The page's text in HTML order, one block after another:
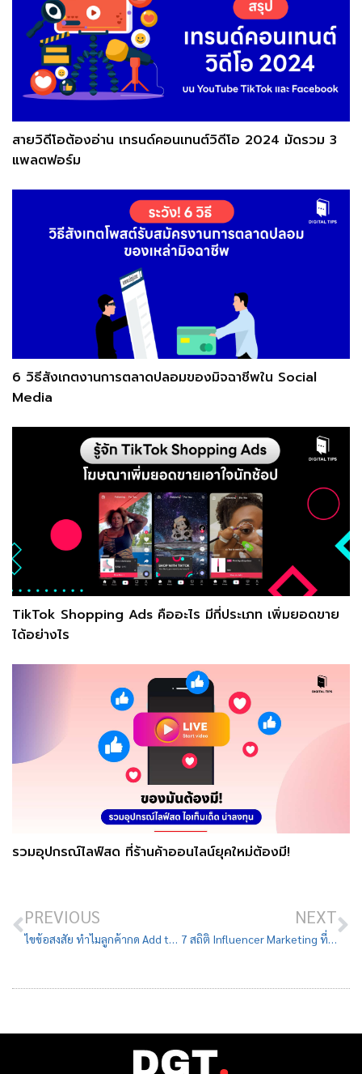
สายวิดีโอต้องอ่าน เทรนด์คอนเทนต์วิดีโอ 2024 มัดรวม 3
แพลตฟอร์ม
6 วิธีสังเกตงานการตลาดปลอมของมิจฉาชีพใน Social
Media
TikTok Shopping Ads คืออะไร มีกี่ประเภท เพิ่มยอดขาย
ได้อย่างไร
รวมอุปกรณ์ไลฟ์สด ที่ร้านค้าออนไลน์ยุคใหม่ต้องมี!
PREVIOUS
ไขข้อสงสัย ทำไมลูกค้ากด Add to cart บนเว็บไซต์ไว้ แต่ไม่ซื้อ
NEXT
7 สถิติ Influencer Marketing ที่คุณต้องรู้ ก่อนเข้าสู่ปี 2024